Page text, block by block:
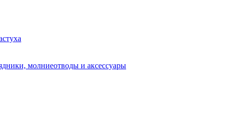
молниеотводы и аксессуары